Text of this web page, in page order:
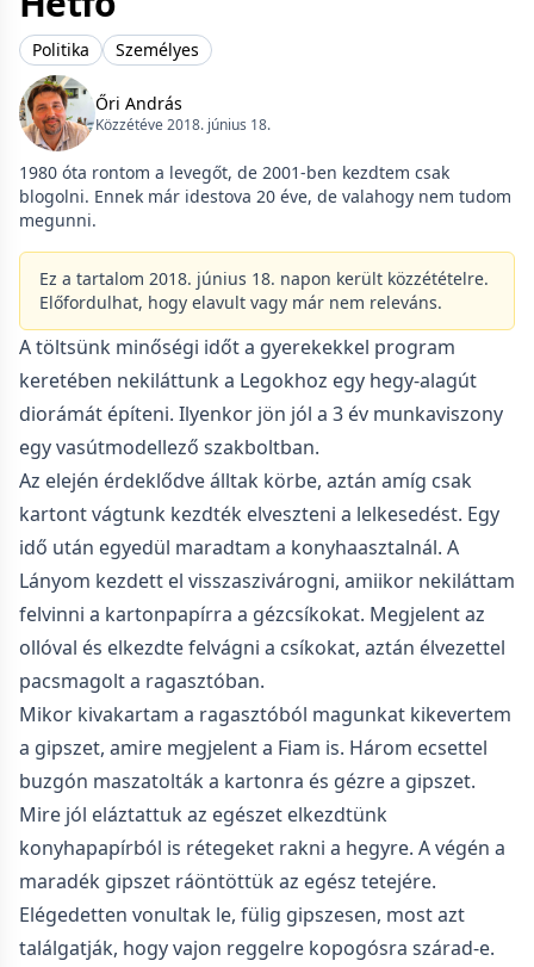
Politika Személyes
Őri András
Közzétéve 2018. június 18.
1980 óta rontom a levegőt, de 2001-ben kezdtem csak
blogolni. Ennek már idestova 20 éve, de valahogy nem tudom
megunni.
Ez a tartalom 2018. június 18. napon került közzétételre.
Előfordulhat, hogy elavult vagy már nem releváns.
A töltsünk minőségi időt a gyerekekkel program
keretében nekiláttunk a Legokhoz egy hegy-alagút
diorámát építeni. Ilyenkor jön jól a 3 év munkaviszony
egy vasútmodellező szakboltban.
Az elején érdeklődve álltak körbe, aztán amíg csak
kartont vágtunk kezdték elveszteni a lelkesedést. Egy
idő után egyedül maradtam a konyhaasztalnál. A
Lányom kezdett el visszaszivárogni, amiikor nekiláttam
felvinni a kartonpapírra a gézcsíkokat. Megjelent az
ollóval és elkezdte felvágni a csíkokat, aztán élvezettel
pacsmagolt a ragasztóban.
Mikor kivakartam a ragasztóból magunkat kikevertem
a gipszet, amire megjelent a Fiam is. Három ecsettel
buzgón maszatolták a kartonra és gézre a gipszet.
Mire jól eláztattuk az egészet elkezdtünk
konyhapapírból is rétegeket rakni a hegyre. A végén a
maradék gipszet ráöntöttük az egész tetejére.
Elégedetten vonultak le, fülig gipszesen, most azt
találgatják, hogy vajon reggelre kopogósra szárad-e.